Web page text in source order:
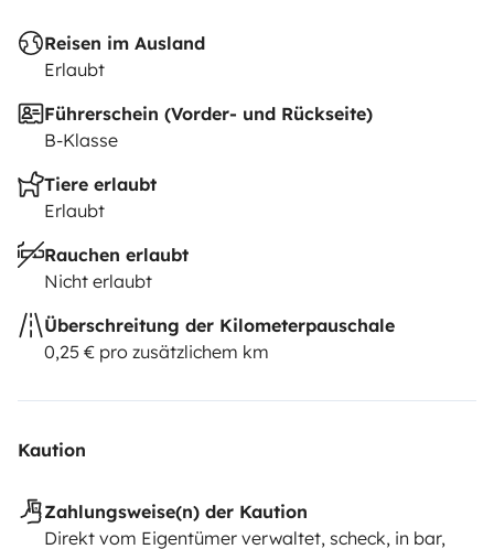
Reisen im Ausland
Erlaubt
Führerschein (Vorder- und Rückseite)
B-Klasse
Tiere erlaubt
Erlaubt
Rauchen erlaubt
Nicht erlaubt
Überschreitung der Kilometerpauschale
0,25 € pro zusätzlichem km
Kaution
Zahlungsweise(n) der Kaution
Direkt vom Eigentümer verwaltet, scheck, in bar,